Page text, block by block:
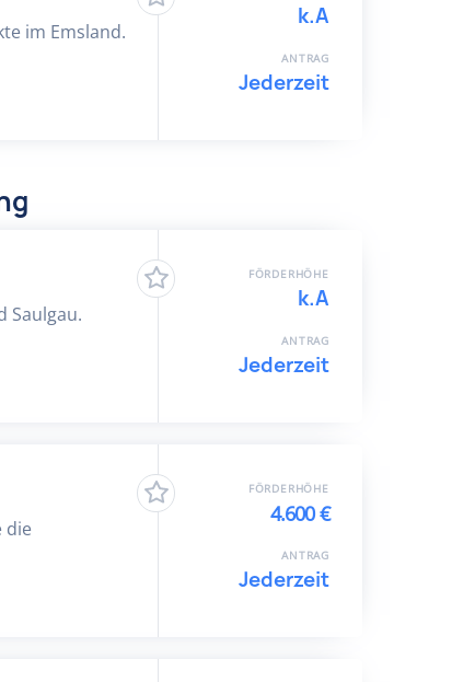
im Emsland.
k.A
ANTRAG
Jederzeit
Saulgau.
FÖRDERHÖHE
k.A
ANTRAG
Jederzeit
die
FÖRDERHÖHE
4.600 €
ANTRAG
Jederzeit